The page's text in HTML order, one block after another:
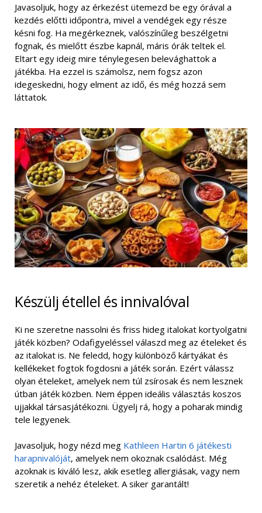
Javasoljuk, hogy az érkezést ütemezd be egy órával a
kezdés előtti időpontra, mivel a vendégek egy része
késni fog. Ha megérkeznek, valószínűleg beszélgetni
fognak, és mielőtt észbe kapnál, máris órák teltek el.
Eltart egy ideig mire ténylegesen belevághattok a
játékba. Ha ezzel is számolsz, nem fogsz azon
idegeskedni, hogy elment az idő, és még hozzá sem
láttatok.
Készülj étellel és innivalóval
Ki ne szeretne nassolni és friss hideg italokat kortyolgatni
játék közben? Odafigyeléssel válaszd meg az ételeket és
az italokat is. Ne feledd, hogy különböző kártyákat és
kellékeket fogtok fogdosni a játék során. Ezért válassz
olyan ételeket, amelyek nem túl zsírosak és nem lesznek
útban játék közben. Nem éppen ideális választás koszos
ujjakkal társasjátékozni. Ügyelj rá, hogy a poharak mindig
tele legyenek.
Javasoljuk, hogy nézd meg Kathleen Hartin 6 játékesti
harapnivalóját, amelyek nem okoznak csalódást. Még
azoknak is kiváló lesz, akik esetleg allergiásak, vagy nem
szeretik a nehéz ételeket. A siker garantált!